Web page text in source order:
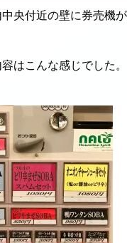
央付近の壁に券売機
はこんな感じでした